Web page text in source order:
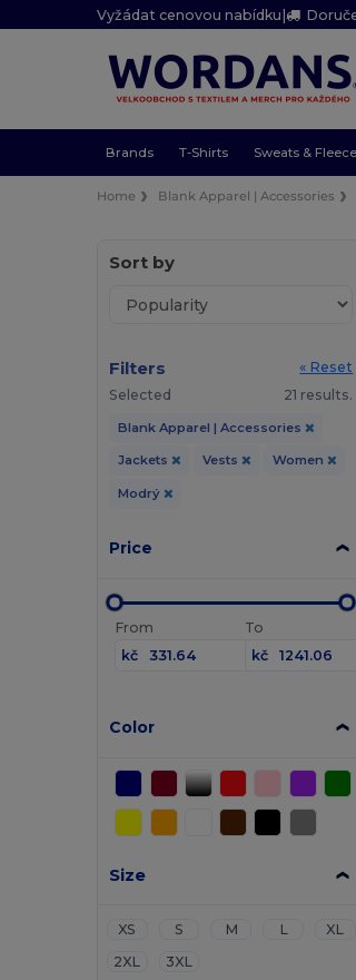
Vyžádat cenovou nabídku|
Brands T-Shirts Sweats & Fleece
Home Blank Apparel | Accessories
Sort by
Filters
« Reset
Selected
21 results.
Blank Apparel | Accessories
Jackets Vests Women
Modrý
Price
From
kč
To
kč
Color
Size
XS S M L
XL
2XL
3XL